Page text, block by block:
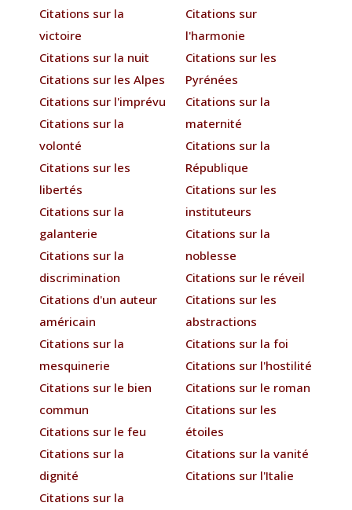
Citations sur la
victoire
Citations sur la nuit
Citations sur les Alpes
Citations sur l'imprévu
Citations sur la
volonté
Citations sur les
libertés
Citations sur la
galanterie
Citations sur la
discrimination
Citations d'un auteur
américain
Citations sur la
mesquinerie
Citations sur le bien
commun
Citations sur le feu
Citations sur la
dignité
Citations sur la
Citations sur
l'harmonie
Citations sur les
Pyrénées
Citations sur la
maternité
Citations sur la
République
Citations sur les
instituteurs
Citations sur la
noblesse
Citations sur le réveil
Citations sur les
abstractions
Citations sur la foi
Citations sur l'hostilité
Citations sur le roman
Citations sur les
étoiles
Citations sur la vanité
Citations sur l'Italie